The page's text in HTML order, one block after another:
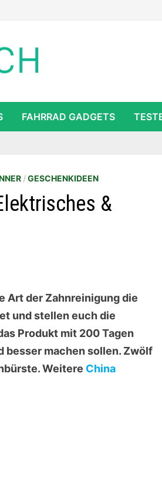
FAHRRAD GADGETS
/GESCHENKIDEEN
&
Art der Zahnreinigung die
und stellen euch die
Produkt mit 200 Tagen
besser machen sollen. Zwölf
Weitere China